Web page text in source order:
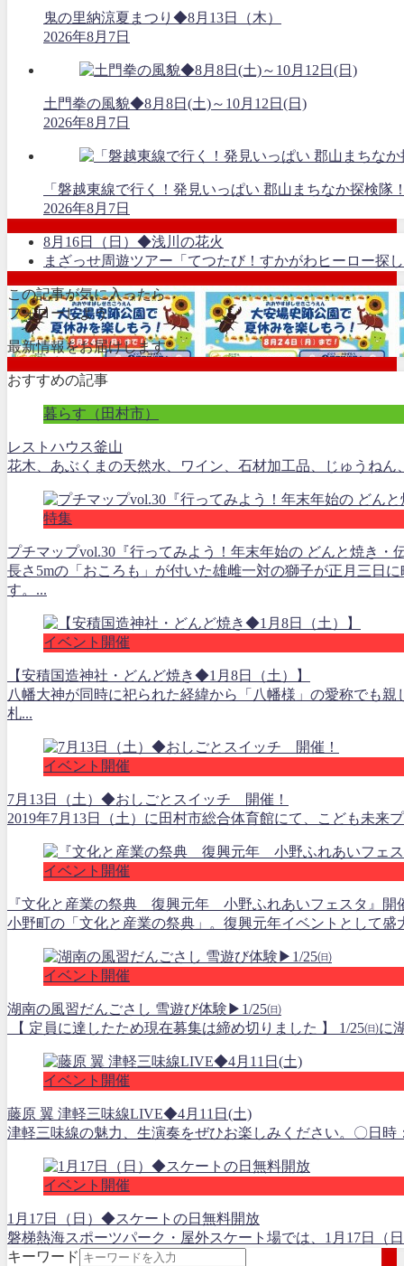
鬼の里納涼夏まつり◆8月13日（木）
2026年8月7日
土門拳の風貌◆8月8日(土)～10月12日(日)
2026年8月7日
「磐越東線で行く！発見いっぱい 郡山まちなか探検隊
2026年8月7日
8月16日（日）◆浅川の花火
まざっせ周遊ツアー「てつたび！すかがわヒーロー探
この記事が気に入ったら
フォローしよう
最新情報をお届けします
おすすめの記事
暮らす（田村市）
レストハウス釜山
花木、あぶくまの天然水、ワイン、石材加工品、じゅうね
特集
プチマップvol.30『行ってみよう！年末年始の どんと焼き
長さ5mの「おころも」が付いた雄雌一対の獅子が正月三日
す。...
イベント開催
【安積国造神社・どんど焼き◆1月8日（土）】
八幡大神が同時に祀られた経緯から「八幡様」の愛称でも
札...
イベント開催
7月13日（土）◆おしごとスイッチ 開催！
2019年7月13日（土）に田村市総合体育館にて、こども未
イベント開催
『文化と産業の祭典 復興元年 小野ふれあいフェスタ』開
小野町の「文化と産業の祭典」。復興元年イベントとして
イベント開催
湖南の風習だんごさし 雪遊び体験▶1/25㈰
【 定員に達したため現在募集は締め切りました 】 1/25㈰
イベント開催
藤原 翼 津軽三味線LIVE◆4月11日(土)
津軽三味線の魅力、生演奏をぜひお楽しみください。〇日時
イベント開催
1月17日（日）◆スケートの日無料開放
磐梯熱海スポーツパーク・屋外スケート場では、1月17日（
キーワード